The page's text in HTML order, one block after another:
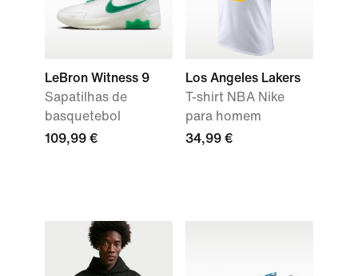
LeBron Witness 9
Sapatilhas de
basquetebol
109,99 €
Los Angeles Lakers
T-shirt NBA Nike
para homem
34,99 €